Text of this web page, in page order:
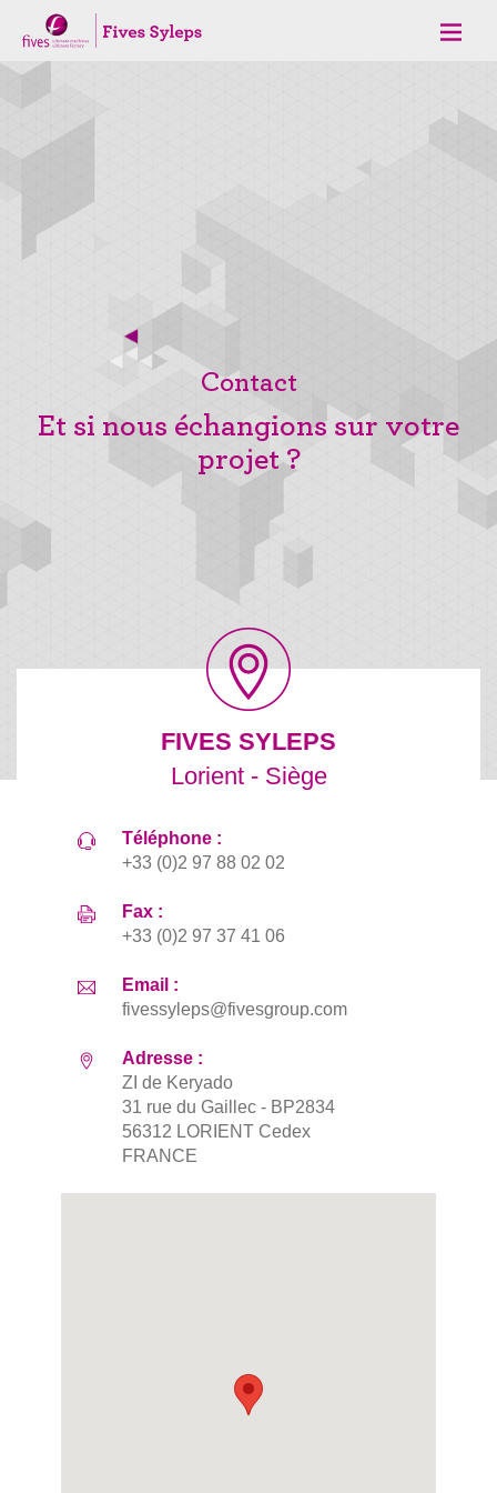
Contact
Et si nous échangions sur votre
projet ?
FIVES SYLEPS
Lorient - Siège
Téléphone :
+33 (0)2 97 88 02 02
Fax :
+33 (0)2 97 37 41 06
Email :
fivessyleps@fivesgroup.com
Adresse :
ZI de Keryado
31 rue du Gaillec - BP2834
56312 LORIENT Cedex
FRANCE